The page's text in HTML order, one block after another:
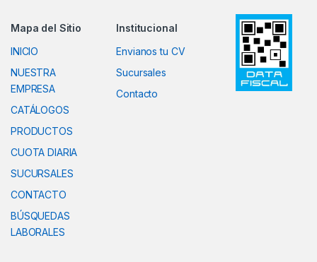
Mapa del Sitio
INICIO
NUESTRA
EMPRESA
CATÁLOGOS
PRODUCTOS
CUOTA DIARIA
SUCURSALES
CONTACTO
BÚSQUEDAS
LABORALES
Institucional
Envianos tu CV
Sucursales
Contacto